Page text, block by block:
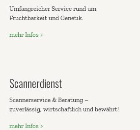
Umfangreicher Service rund um
Fruchtbarkeit und Genetik.
mehr Infos >
Scannerdienst
Scannerservice & Beratung –
zuverlässig, wirtschaftlich und bewährt!
mehr Infos >